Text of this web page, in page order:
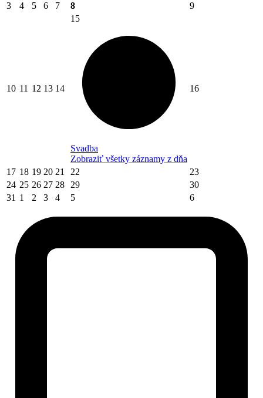
3
4 5 6 7 8 9
10 11 12 13 14
15
Svadba
Zobraziť všetky záznamy z dňa
16
17 18 19 20 21 22
23
24 25 26 27 28 29
30
31 1 2 3 4 5 6